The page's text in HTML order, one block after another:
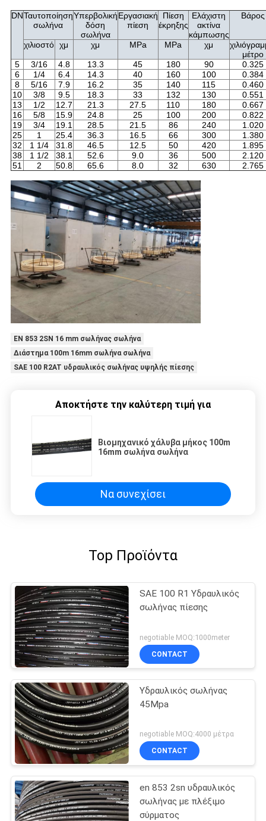
DNΤαυτοποίηση
σωλήνα
Υπερβολική
δόση
σωλήνα
Εργασιακή
πίεση
Πίεση
έκρηξης
Ελάχιστη
ακτίνα
κάμπωσης
Βάρος
χιλιοστό χμ χμ MPa MPa χμ
μέτρο
5
3/16 4.8 13.3 45 180 90
0.325
6
1/4 6.4 14.3 40 160 100
0.384
8
5/16 7.9 16.2 35 140 115
0.460
10
3/8 9.5 18.3 33 132 130
0.551
13
1/2 12.7 21.3 27.5 110 180
0.667
16
5/8 15.9 24.8 25 100 200
0.822
19
3/4 19.1 28.5 21.5 86 240
1.020
25
1 25.4 36.3 16.5 66 300
1.380
32
1 1/4 31.8 46.5 12.5 50 420
1.895
38
1 1/2 38.1 52.6 9.0 36 500
2.120
51
2 50.8 65.6 8.0 32 630 2.765
EN 853 2SN 16 mm σωλήνας σωλήνα
Διάστημα 100m 16mm σωλήνα σωλήνα
SAE 100 R2AT υδραυλικός σωλήνας υψηλής πίεσης
Αποκτήστε την καλύτερη τιμή για
Βιομηχανικό χάλυβα μήκος 100m
16mm σωλήνα σωλήνα
Να συνεχίσει
Top Προϊόντα
SAE 100 R1 Υδραυλικός
σωλήνας πίεσης
negotiable MOQ:1000meter
CONTACT
Υδραυλικός σωλήνας
45Mpa
negotiable MOQ:4000 μέτρα
CONTACT
en 853 2sn υδραυλικός
σωλήνας με πλέξιμο
σύρματος